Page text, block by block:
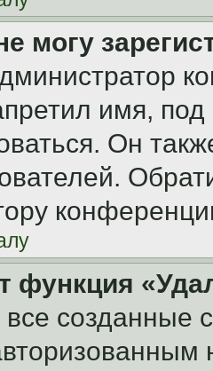
могу
имя,
Он
функция
созданные